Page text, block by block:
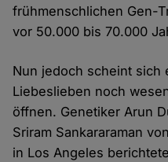
frühmenschlichen Gen-
vor 50.000 bis 70.000
Nun jedoch scheint sich
Liebeslieben noch
öffnen. Genetiker Arun
Sriram Sankararaman
in Los Angeles